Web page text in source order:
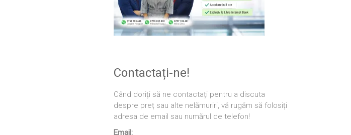
Contactați-ne!
Când doriți să ne contactați pentru a discuta
despre preț sau alte nelămuriri, vă rugăm să folosiți
adresa de email sau numărul de telefon!
Email: